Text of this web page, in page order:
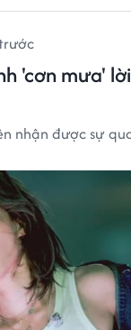
'cơn mưa'
nhận được sự